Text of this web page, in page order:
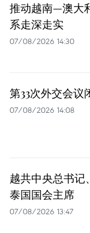
推动越南—澳大
系走深走实
07/08/2026 14:30
第33次外交会议
07/08/2026 14:08
越共中央总书记
泰国国会主席
07/08/2026 13:47